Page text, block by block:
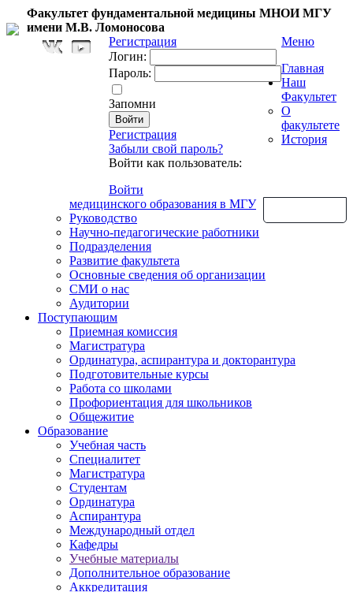
Факультет фундаментальной медицины МНОИ МГУ
имени М.В. Ломоносова
Регистрация
Логин:
Пароль:
Запомни
Регистрация
Забыли свой пароль?
Войти как пользователь:
Войти
Меню
Главная
Наш
Факультет
О
факультете
История
медицинского образования в МГУ
Руководство
Научно-педагогические работники
Подразделения
Развитие факультета
Основные сведения об организации
СМИ о нас
Аудитории
Поступающим
Приемная комиссия
Магистратура
Ординатура, аспирантура и докторантура
Подготовительные курсы
Работа со школами
Профориентация для школьников
Общежитие
Образование
Учебная часть
Специалитет
Магистратура
Студентам
Ординатура
Аспирантура
Международный отдел
Кафедры
Учебные материалы
Дополнительное образование
Аккредитация